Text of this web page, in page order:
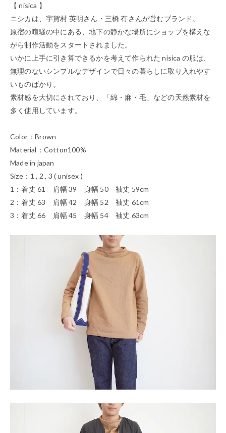
【 nisica 】
ニシカは、宇賀村 英明さん・三橋 有さんが営むブランド。
原宿の喧騒の中にある、地下の静かな場所にショップを構えな
がら制作活動をスタートされました。
いかに上手に引き算できるかを考えて作られた nisica の服は、
無理のないシンプルなデザインで日々の暮らしに取り入れやす
いものばかり。
素材感を大切にされており、「綿・麻・毛」などの天然素材を
多く使用しています。
Color：Brown
Material：Cotton100%
Made in japan
Size：1 , 2 , 3 ( unisex )
1：着丈 61 肩幅 39 身幅 50 袖丈 59cm
2：着丈 63 肩幅 42 身幅 52 袖丈 61cm
3：着丈 66 肩幅 45 身幅 54 袖丈 63cm